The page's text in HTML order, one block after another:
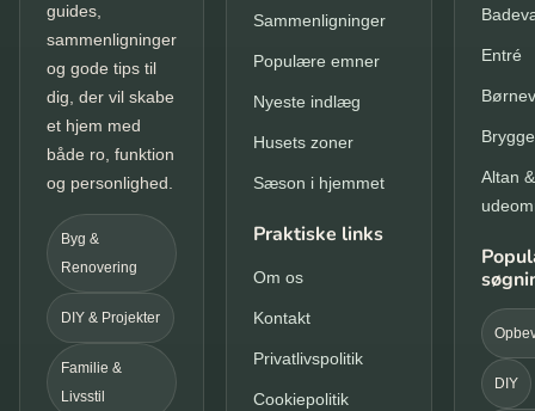
guides,
sammenligninger
og gode tips til
dig, der vil skabe
et hjem med
både ro, funktion
og personlighed.
Byg &
Renovering
DIY & Projekter
Familie &
Livsstil
Sammenligninger
Populære emner
Nyeste indlæg
Husets zoner
Sæson i hjemmet
Praktiske links
Om os
Kontakt
Privatlivspolitik
Cookiepolitik
Entré
Altan &
DIY